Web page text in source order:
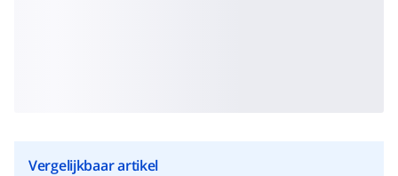
Vergelijkbaar artikel